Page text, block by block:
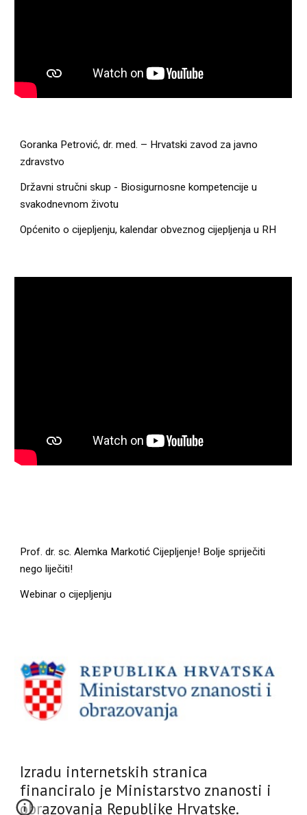
Goranka Petrović, dr. med. – Hrvatski zavod za javno
zdravstvo
Državni stručni skup - Biosigurnosne kompetencije u
svakodnevnom životu
Općenito o cijepljenju, kalendar obveznog cijepljenja u RH
Prof. dr. sc. Alemka Markotić Cijepljenje! Bolje spriječiti
nego liječiti!
Webinar o cijepljenju
Izradu internetskih stranica
financiralo je Ministarstvo znanosti i
obrazovanja Republike Hrvatske.